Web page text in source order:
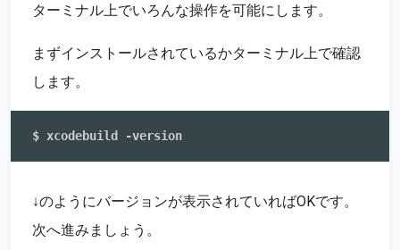
ターミナル上でいろんな操作を可能にします。
まずインストールされているかターミナル上で確認
します。
↓のようにバージョンが表示されていればOKです。
次へ進みましょう。